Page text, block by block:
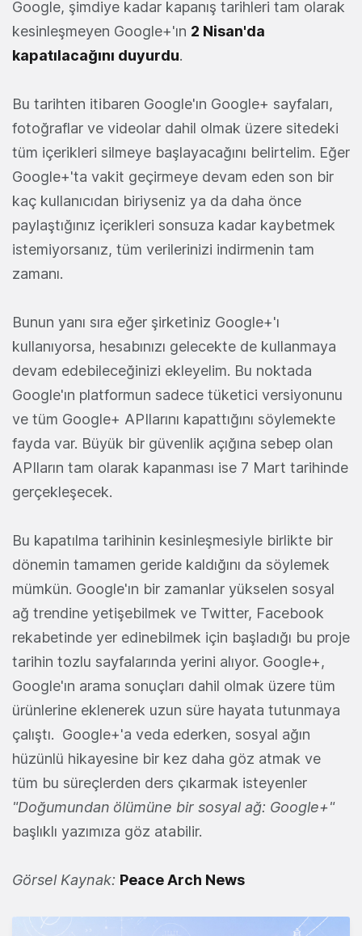
Google, şimdiye kadar kapanış tarihleri tam olarak
kesinleşmeyen Google+'ın 2 Nisan'da
kapatılacağını duyurdu.
Bu tarihten itibaren Google'ın Google+ sayfaları,
fotoğraflar ve videolar dahil olmak üzere sitedeki
tüm içerikleri silmeye başlayacağını belirtelim. Eğer
Google+'ta vakit geçirmeye devam eden son bir
kaç kullanıcıdan biriyseniz ya da daha önce
paylaştığınız içerikleri sonsuza kadar kaybetmek
istemiyorsanız, tüm verilerinizi indirmenin tam
zamanı.
Bunun yanı sıra eğer şirketiniz Google+'ı
kullanıyorsa, hesabınızı gelecekte de kullanmaya
devam edebileceğinizi ekleyelim. Bu noktada
Google'ın platformun sadece tüketici versiyonunu
ve tüm Google+ APIlarını kapattığını söylemekte
fayda var. Büyük bir güvenlik açığına sebep olan
APIların tam olarak kapanması ise 7 Mart tarihinde
gerçekleşecek.
Bu kapatılma tarihinin kesinleşmesiyle birlikte bir
dönemin tamamen geride kaldığını da söylemek
mümkün. Google'ın bir zamanlar yükselen sosyal
ağ trendine yetişebilmek ve Twitter, Facebook
rekabetinde yer edinebilmek için başladığı bu proje
tarihin tozlu sayfalarında yerini alıyor. Google+,
Google'ın arama sonuçları dahil olmak üzere tüm
ürünlerine eklenerek uzun süre hayata tutunmaya
çalıştı. Google+'a veda ederken, sosyal ağın
hüzünlü hikayesine bir kez daha göz atmak ve
tüm bu süreçlerden ders çıkarmak isteyenler
"Doğumundan ölümüne bir sosyal ağ: Google+"
başlıklı yazımıza göz atabilir.
Görsel Kaynak: Peace Arch News